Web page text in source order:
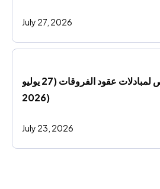
July 27, 2026
إشعار تعديل خاص لمبادلات عقود الفروقات (27 يوليو
2026)
July 23, 2026